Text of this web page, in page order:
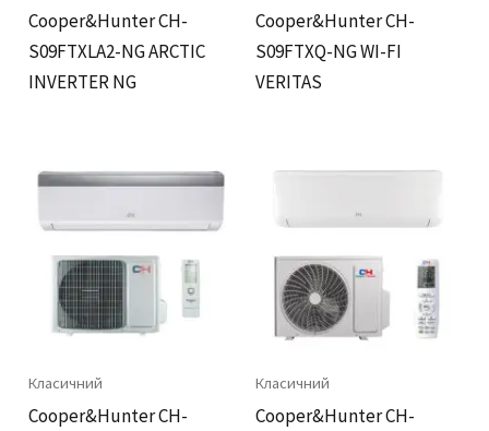
Cooper&Hunter CH-
S09FTXLA2-NG ARCTIC
INVERTER NG
Cooper&Hunter CH-
S09FTXQ-NG WI-FI
VERITAS
Класичний
Cooper&Hunter CH-
Класичний
Cooper&Hunter CH-